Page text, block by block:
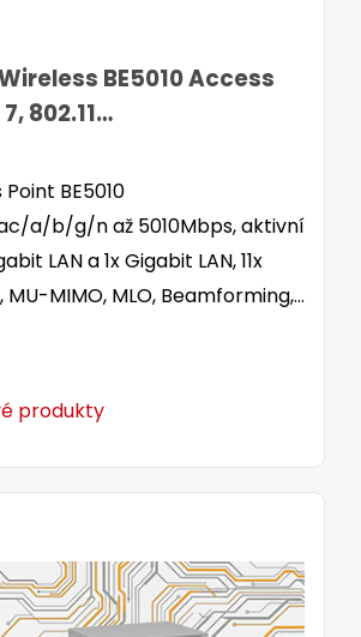
BE5010 Access
802.11
BE5010
a/b/g/n až 5010Mbps, aktivní
LAN a 1x Gigabit LAN, 11x
MU-MIMO, MLO, Beamforming,
produkty